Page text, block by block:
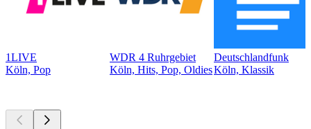
1LIVE
Köln, Pop
WDR 4 Ruhrgebiet
Köln, Hits, Pop, Oldies
Deutschlandfunk
Köln, Klassik